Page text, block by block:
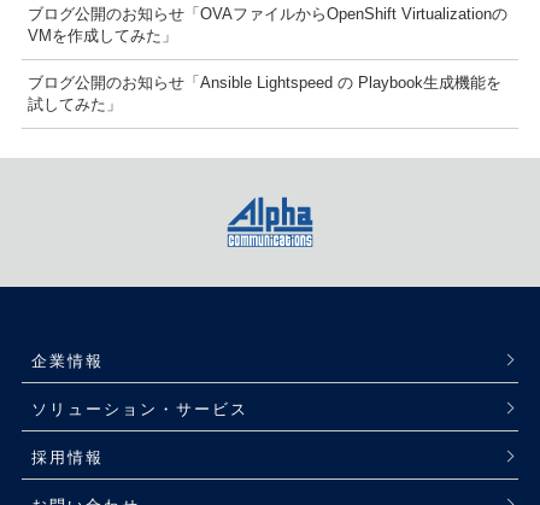
ブログ公開のお知らせ「OVAファイルからOpenShift Virtualizationの
VMを作成してみた」
ブログ公開のお知らせ「Ansible Lightspeed の Playbook生成機能を
試してみた」
企業情報
ソリューション・サービス
採用情報